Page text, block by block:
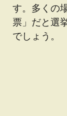
す。多くの
票」だと選
でしょう。